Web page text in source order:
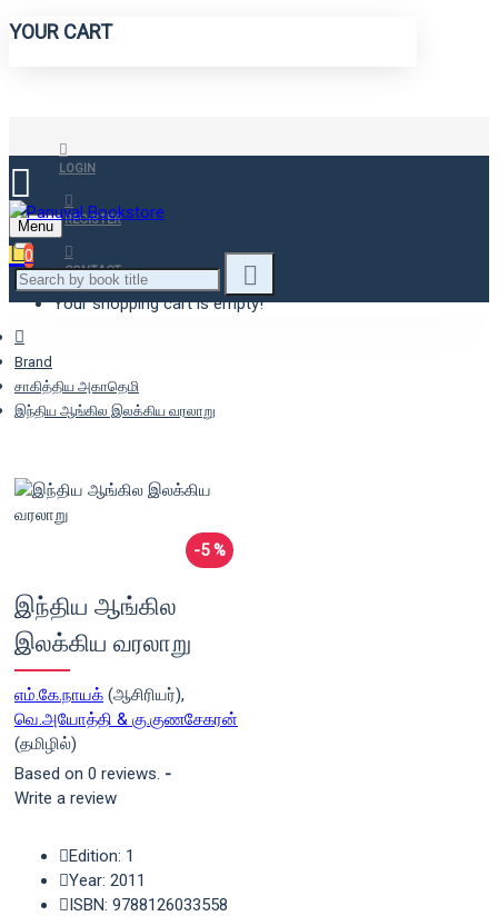
YOUR CART
LOGIN
REGISTER
CONTACT
Menu
0
Your shopping cart is empty!
Brand
சாகித்திய அகாதெமி
இந்திய ஆங்கில இலக்கிய வரலாறு
-5 %
இந்திய ஆங்கில
இலக்கிய வரலாறு
எம்.கே.நாயக் (ஆசிரியர்),
வெ.அயோத்தி & கு.குணசேகரன்
(தமிழில்)
Based on 0 reviews. -
Write a review
Edition: 1
Year: 2011
ISBN: 9788126033558